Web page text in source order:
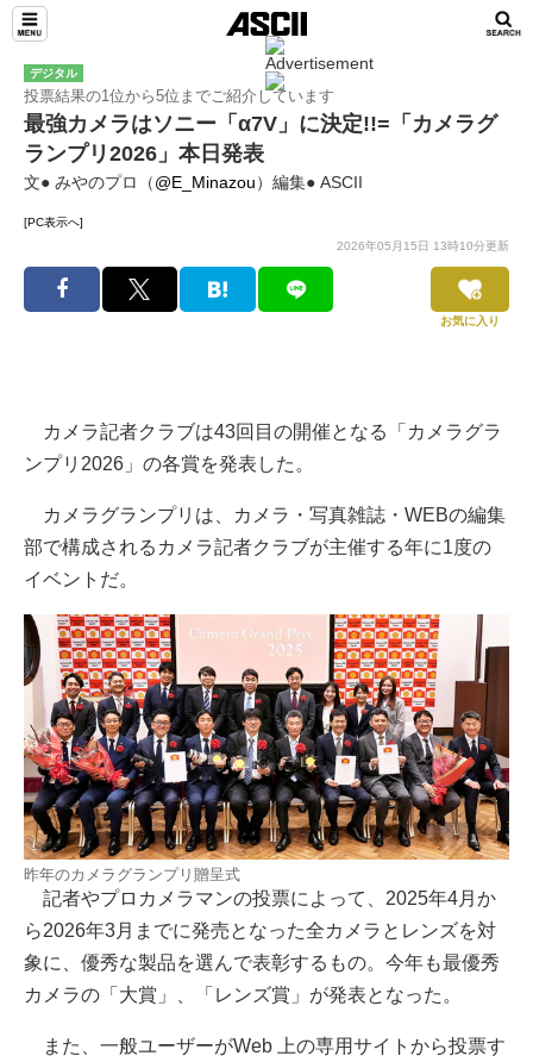
デジタル
投票結果の1位から5位までご紹介しています
最強カメラはソニー「α7V」に決定!!=「カメラグ
ランプリ2026」本日発表
文● みやのプロ（@E_Minazou）編集● ASCII
[PC表示へ]
2026年05月15日 13時10分更新
お気に入り
カメラ記者クラブは43回目の開催となる「カメラグラ
ンプリ2026」の各賞を発表した。
カメラグランプリは、カメラ・写真雑誌・WEBの編集
部で構成されるカメラ記者クラブが主催する年に1度の
イベントだ。
昨年のカメラグランプリ贈呈式
記者やプロカメラマンの投票によって、2025年4月か
ら2026年3月までに発売となった全カメラとレンズを対
象に、優秀な製品を選んで表彰するもの。今年も最優秀
カメラの「大賞」、「レンズ賞」が発表となった。
また、⼀般ユーザーがWeb 上の専⽤サイトから投票す